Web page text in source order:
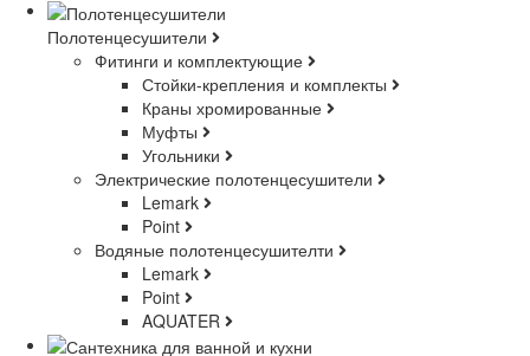
Полотенцесушители
Фитинги и комплектующие
Стойки-крепления и комплекты
Краны хромированные
Муфты
Угольники
Электрические полотенцесушители
Lemark
Point
Водяные полотенцесушителти
Lemark
Point
AQUATER